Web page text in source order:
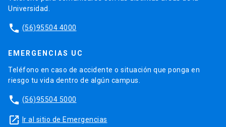
Universidad.
phone (56)95504 4000
EMERGENCIAS UC
Teléfono en caso de accidente o situación que ponga en
riesgo tu vida dentro de algún campus.
phone (56)95504 5000
launch Ir al sitio de Emergencias